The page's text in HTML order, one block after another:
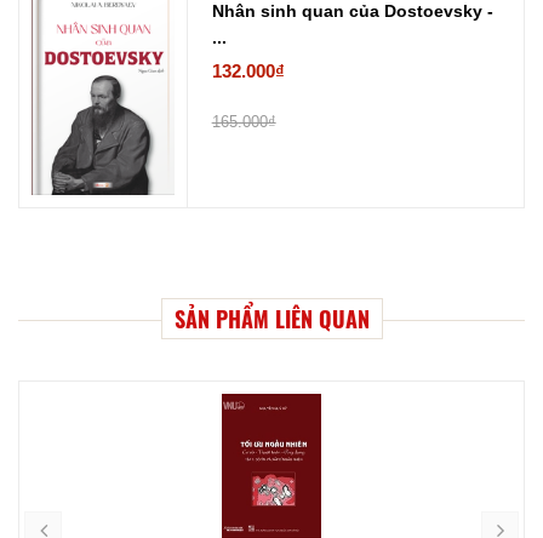
Nhân sinh quan của Dostoevsky -
...
132.000₫
165.000₫
SẢN PHẨM LIÊN QUAN